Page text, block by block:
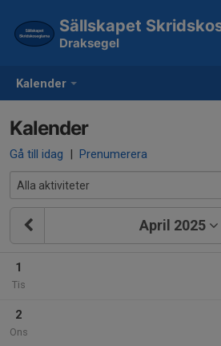
Kalender
Sällskapet
Draksegel
Kalender
Gå till idag | Prenumerera
April 2025
1
Tis
2
Ons